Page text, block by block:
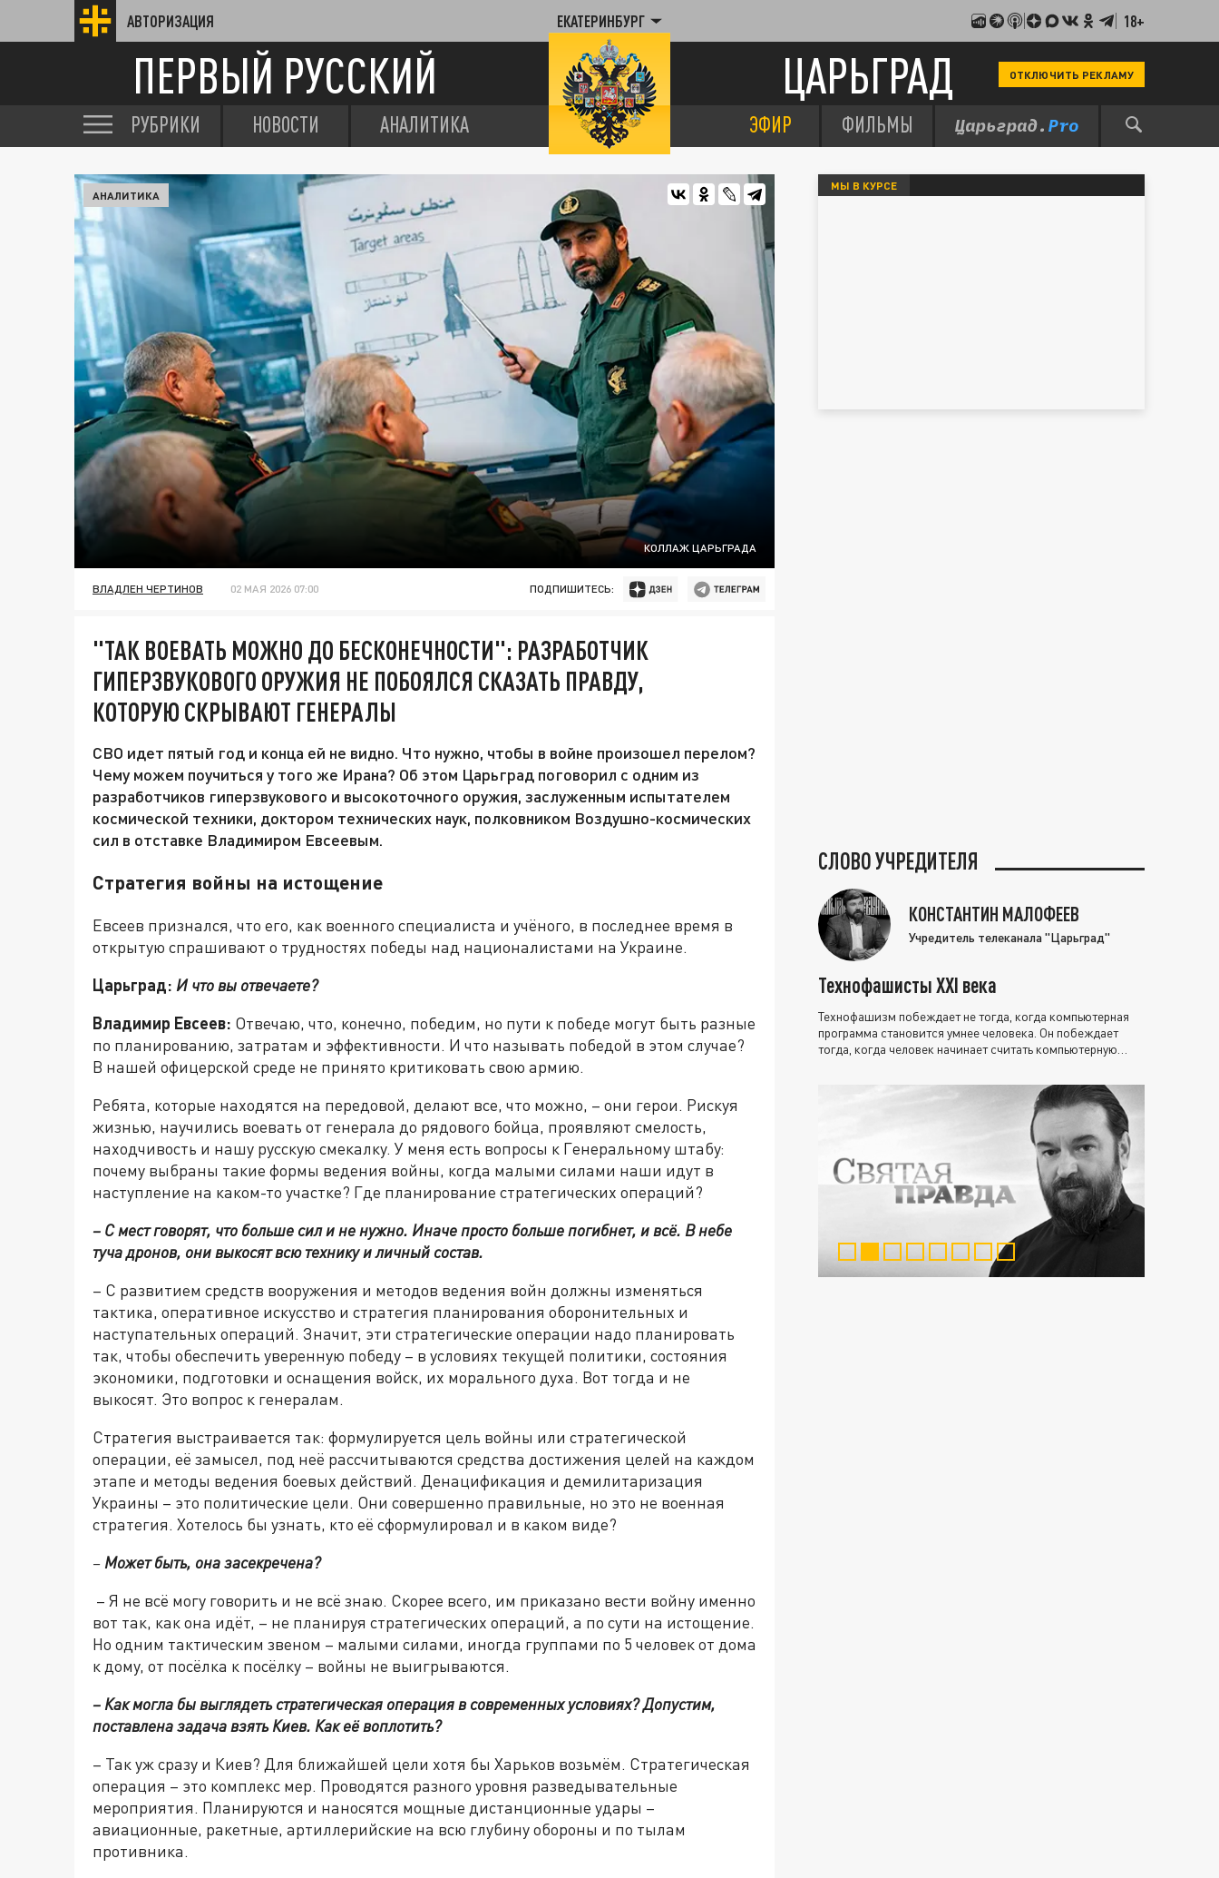
АВТОРИЗАЦИЯ ЕКАТЕРИНБУРГ 18+
ПЕРВЫЙ РУССКИЙ ЦАРЬГРАД ОТКЛЮЧИТЬ РЕКЛАМУ
РУБРИКИ НОВОСТИ АНАЛИТИКА ЭФИР ФИЛЬМЫ
КОЛЛАЖ ЦАРЬГРАДА
АНАЛИТИКА
ВЛАДЛЕН ЧЕРТИНОВ 02 МАЯ 2026 07:00 ПОДПИШИТЕСЬ:
"ТАК ВОЕВАТЬ МОЖНО ДО БЕСКОНЕЧНОСТИ": РАЗРАБОТЧИК
ГИПЕРЗВУКОВОГО ОРУЖИЯ НЕ ПОБОЯЛСЯ СКАЗАТЬ ПРАВДУ,
КОТОРУЮ СКРЫВАЮТ ГЕНЕРАЛЫ
СВО идет пятый год и конца ей не видно. Что нужно, чтобы в войне произошел перелом?
Чему можем поучиться у того же Ирана? Об этом Царьград поговорил с одним из
разработчиков гиперзвукового и высокоточного оружия, заслуженным испытателем
космической техники, доктором технических наук, полковником Воздушно-космических
сил в отставке Владимиром Евсеевым.
Стратегия войны на истощение
Евсеев признался, что его, как военного специалиста и учёного, в последнее время в
открытую спрашивают о трудностях победы над националистами на Украине.
Царьград: И что вы отвечаете?
Владимир Евсеев: Отвечаю, что, конечно, победим, но пути к победе могут быть разные
по планированию, затратам и эффективности. И что называть победой в этом случае?
В нашей офицерской среде не принято критиковать свою армию.
Ребята, которые находятся на передовой, делают все, что можно, – они герои. Рискуя
жизнью, научились воевать от генерала до рядового бойца, проявляют смелость,
находчивость и нашу русскую смекалку. У меня есть вопросы к Генеральному штабу:
почему выбраны такие формы ведения войны, когда малыми силами наши идут в
наступление на каком-то участке? Где планирование стратегических операций?
– С мест говорят, что больше сил и не нужно. Иначе просто больше погибнет, и всё. В небе
туча дронов, они выкосят всю технику и личный состав.
– С развитием средств вооружения и методов ведения войн должны изменяться
тактика, оперативное искусство и стратегия планирования оборонительных и
наступательных операций. Значит, эти стратегические операции надо планировать
так, чтобы обеспечить уверенную победу – в условиях текущей политики, состояния
экономики, подготовки и оснащения войск, их морального духа. Вот тогда и не
выкосят. Это вопрос к генералам.
Стратегия выстраивается так: формулируется цель войны или стратегической
операции, её замысел, под неё рассчитываются средства достижения целей на каждом
этапе и методы ведения боевых действий. Денацификация и демилитаризация
Украины – это политические цели. Они совершенно правильные, но это не военная
стратегия. Хотелось бы узнать, кто её сформулировал и в каком виде?
– Может быть, она засекречена?
– Я не всё могу говорить и не всё знаю. Скорее всего, им приказано вести войну именно
вот так, как она идёт, – не планируя стратегических операций, а по сути на истощение.
Но одним тактическим звеном – малыми силами, иногда группами по 5 человек от дома
к дому, от посёлка к посёлку – войны не выигрываются.
– Как могла бы выглядеть стратегическая операция в современных условиях? Допустим,
поставлена задача взять Киев. Как её воплотить?
– Так уж сразу и Киев? Для ближайшей цели хотя бы Харьков возьмём. Стратегическая
операция – это комплекс мер. Проводятся разного уровня разведывательные
мероприятия. Планируются и наносятся мощные дистанционные удары –
авиационные, ракетные, артиллерийские на всю глубину обороны и по тылам
противника.
МЫ В КУРСЕ
СЛОВО УЧРЕДИТЕЛЯ
КОНСТАНТИН МАЛОФЕЕВ
Учредитель телеканала "Царьград"
Технофашисты XXI века
Технофашизм побеждает не тогда, когда компьютерная
программа становится умнее человека. Он побеждает
тогда, когда человек начинает считать компьютерную